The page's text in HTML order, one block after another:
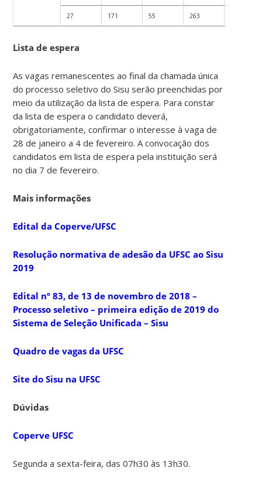
27 171 55 263
Lista de espera
As vagas remanescentes ao final da chamada única
do processo seletivo do Sisu serão preenchidas por
meio da utilização da lista de espera. Para constar
da lista de espera o candidato deverá,
obrigatoriamente, confirmar o interesse à vaga de
28 de janeiro a 4 de fevereiro. A convocação dos
candidatos em lista de espera pela instituição será
no dia 7 de fevereiro.
Mais informações
Edital da Coperve/UFSC
Resolução normativa de adesão da UFSC ao Sisu
2019
Edital nº 83, de 13 de novembro de 2018 –
Processo seletivo – primeira edição de 2019 do
Sistema de Seleção Unificada – Sisu
Quadro de vagas da UFSC
Site do Sisu na UFSC
Dúvidas
Coperve UFSC
Segunda a sexta-feira, das 07h30 às 13h30.